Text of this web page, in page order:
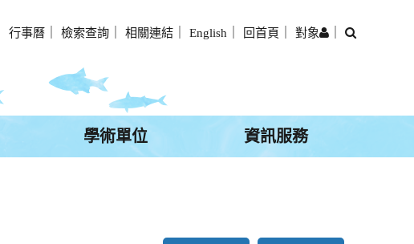
行事曆 檢索查詢 相關連結 English 回首頁 對象
學術單位 資訊服務